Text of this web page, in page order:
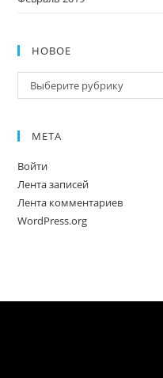
НОВОЕ
Новое
Выберите рубрику
МЕТА
Войти
Лента записей
Лента комментариев
WordPress.org